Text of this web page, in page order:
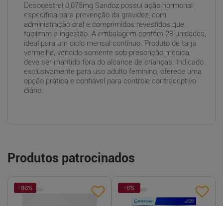
Desogestrel 0,075mg Sandoz possui ação hormonal
específica para prevenção da gravidez, com
administração oral e comprimidos revestidos que
facilitam a ingestão. A embalagem contém 28 unidades,
ideal para um ciclo mensal contínuo. Produto de tarja
vermelha, vendido somente sob prescrição médica,
deve ser mantido fora do alcance de crianças. Indicado
exclusivamente para uso adulto feminino, oferece uma
opção prática e confiável para controle contraceptivo
diário.
Produtos patrocinados
Patrocinado
-86% Patrocinado
-6%